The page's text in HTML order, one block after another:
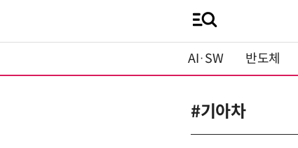
AI·SW 반도체
#기아차